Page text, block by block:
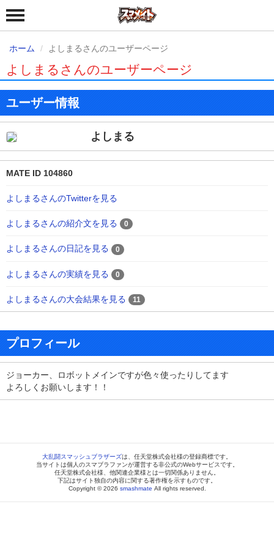
ホーム よしまるさんのユーザーページ
よしまるさんのユーザーページ
ユーザー情報
よしまる
MATE ID 104860
よしまるさんのTwitterを見る
よしまるさんの紹介文を見る 0
よしまるさんの日記を見る 0
よしまるさんの実績を見る 0
よしまるさんの大会結果を見る 11
プロフィール
ジョーカー、ロボットメインですが色々使ったりしてます
よろしくお願いします！！
大乱闘スマッシュブラザーズは、任天堂株式会社様の登録商標です。
当サイトは個人のスマブラファンが運営する非公式のWebサービスです。
任天堂株式会社様、他関連企業様とは一切関係ありません。
下記はサイト独自の内容に関する著作権を示すものです。
Copyright © 2026 smashmate All rights reserved.